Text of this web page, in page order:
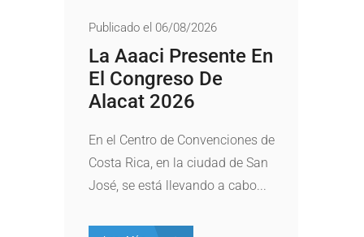
Publicado el 06/08/2026
La Aaaci Presente En
El Congreso De
Alacat 2026
En el Centro de Convenciones de
Costa Rica, en la ciudad de San
José, se está llevando a cabo...